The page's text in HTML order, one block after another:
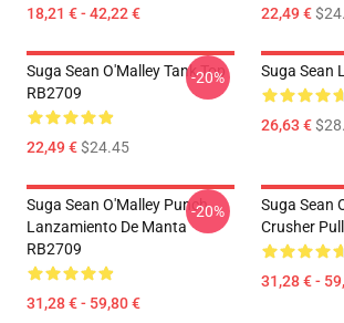
18,21 € - 42,22 € 22,49 €
Suga Sean O'Malley Tank Top
RB2709
22,49 €$24.45
-20% Suga Sean
26,63 €
Suga Sean O'Malley Punch
Lanzamiento De Manta
RB2709
31,28 € - 59,80 €
-20%
Suga Sean
Crusher
31,28 € -